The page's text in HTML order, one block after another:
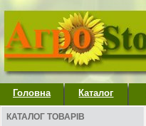
Головна Каталог
КАТАЛОГ ТОВАРІВ